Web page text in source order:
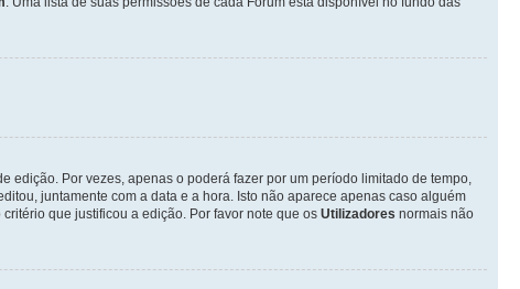
edição. Por vezes, apenas o poderá fazer por um período limitado de tempo,
juntamente com a data e a hora. Isto não aparece apenas caso alguém
que justificou a edição. Por favor note que os Utilizadores normais não